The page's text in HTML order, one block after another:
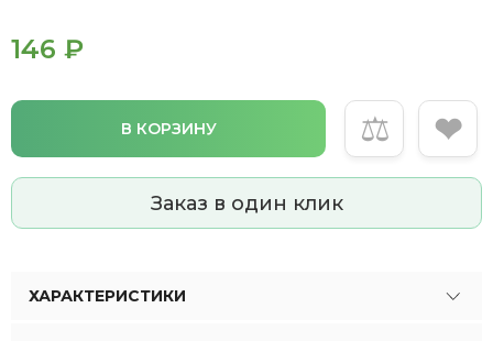
146 ₽
В КОРЗИНУ ⚖ ❤
Заказ в один клик
ХАРАКТЕРИСТИКИ